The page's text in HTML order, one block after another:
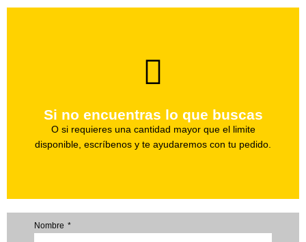
Si no encuentras lo que buscas
O si requieres una cantidad mayor que el limite
disponible, escríbenos y te ayudaremos con tu pedido.
Haz tu pedido
Nombre